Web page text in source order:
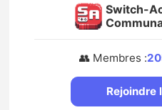
Switch-
👥 Membres :
Rejoindre